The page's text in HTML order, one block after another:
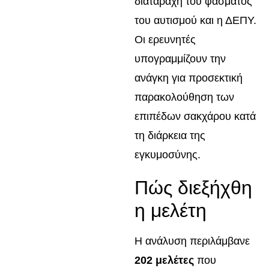
του αυτισμού και η ΔΕΠΥ.
Οι ερευνητές
υπογραμμίζουν την
ανάγκη για προσεκτική
παρακολούθηση των
επιπέδων σακχάρου κατά
τη διάρκεια της
εγκυμοσύνης.
Πώς διεξήχθη
η μελέτη
Η ανάλυση περιλάμβανε
202 μελέτες που